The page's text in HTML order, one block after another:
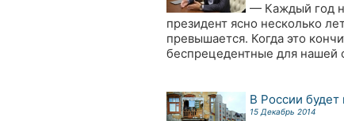
— Каждый год
президент ясно несколько
превышается. Когда это
беспрецедентные для нашей
В России
15 Декабрь 2014